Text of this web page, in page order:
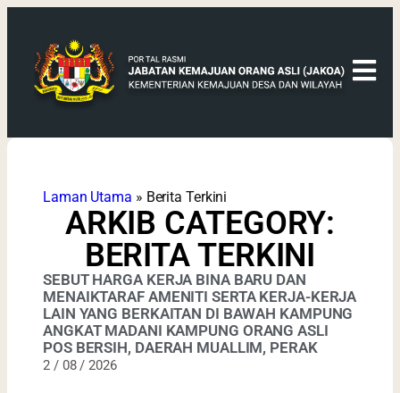
Laman Utama » Berita Terkini
ARKIB CATEGORY:
BERITA TERKINI
SEBUT HARGA KERJA BINA BARU DAN
MENAIKTARAF AMENITI SERTA KERJA-KERJA
LAIN YANG BERKAITAN DI BAWAH KAMPUNG
ANGKAT MADANI KAMPUNG ORANG ASLI
POS BERSIH, DAERAH MUALLIM, PERAK
2 / 08 / 2026